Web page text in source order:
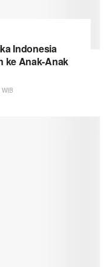
Indonesia
ke Anak-Anak